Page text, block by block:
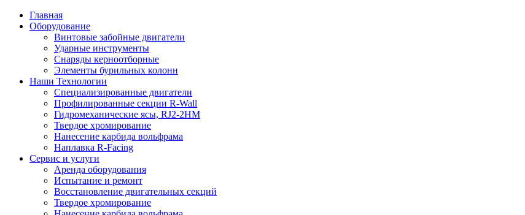
Главная
Оборудование
Винтовые забойные двигатели
Ударные инструменты
Снаряды керноотборные
Элементы бурильных колонн
Наши Технологии
Специализированные двигатели
Профилированные секции R-Wall
Гидромеханические ясы, RJ2-2HM
Твердое хромирование
Нанесение карбида вольфрама
Наплавка R-Facing
Сервис и услуги
Аренда оборудования
Испытание и ремонт
Восстановление двигательных секций
Твердое хромирование